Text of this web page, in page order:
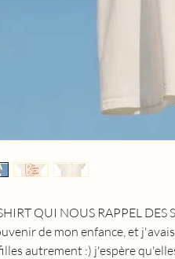
QUI NOUS RAPPEL DES
de mon enfance, et
autrement :) j'espère